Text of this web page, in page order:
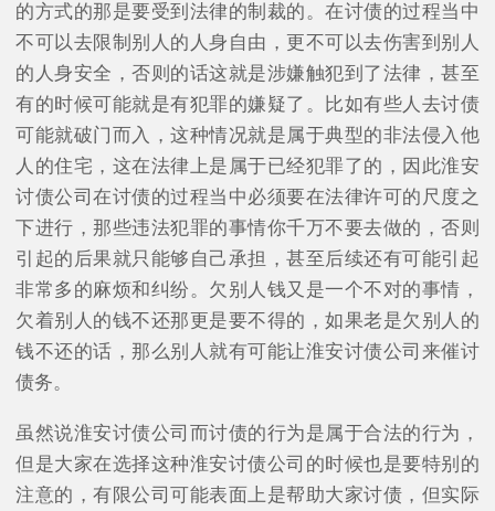
的方式的那是要受到法律的制裁的。在讨债的过程当中
不可以去限制别人的人身自由，更不可以去伤害到别人
的人身安全，否则的话这就是涉嫌触犯到了法律，甚至
有的时候可能就是有犯罪的嫌疑了。比如有些人去讨债
可能就破门而入，这种情况就是属于典型的非法侵入他
人的住宅，这在法律上是属于已经犯罪了的，因此淮安
讨债公司在讨债的过程当中必须要在法律许可的尺度之
下进行，那些违法犯罪的事情你千万不要去做的，否则
引起的后果就只能够自己承担，甚至后续还有可能引起
非常多的麻烦和纠纷。欠别人钱又是一个不对的事情，
欠着别人的钱不还那更是要不得的，如果老是欠别人的
钱不还的话，那么别人就有可能让淮安讨债公司来催讨
债务。
虽然说淮安讨债公司而讨债的行为是属于合法的行为，
但是大家在选择这种淮安讨债公司的时候也是要特别的
注意的，有限公司可能表面上是帮助大家讨债，但实际